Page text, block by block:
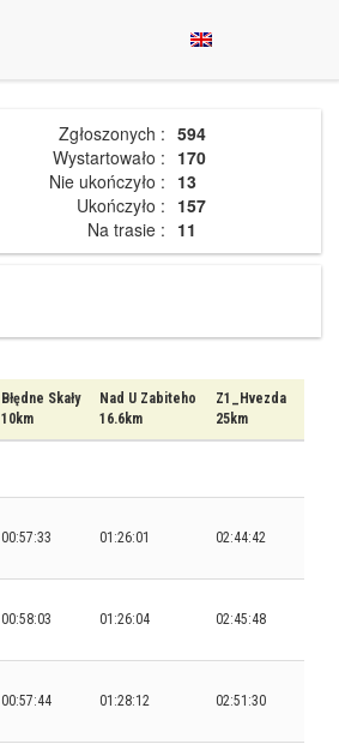
Zgłoszonych : 594
Wystartowało : 170
Nie ukończyło : 13
Ukończyło : 157
Na trasie : 11
Błędne Skały
10km
Nad U Zabiteho
16.6km
Z1_Hvezda
25km
00:57:33 01:26:01 02:44:42
00:58:03 01:26:04 02:45:48
00:57:44 01:28:12 02:51:30